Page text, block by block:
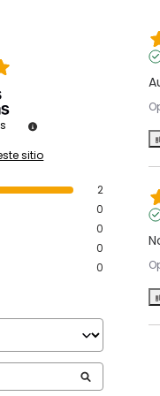
sitio
2
0
0
0
0